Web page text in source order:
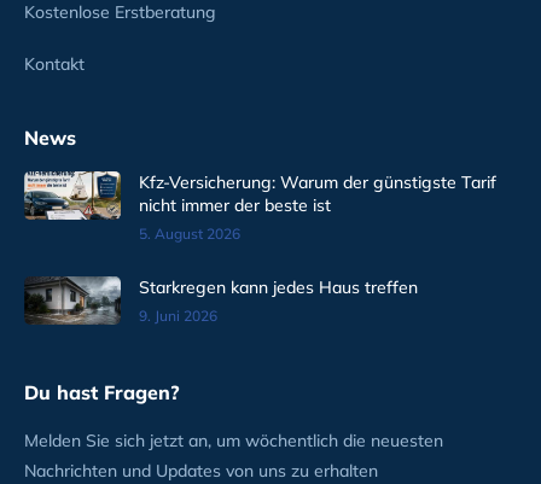
Kostenlose Erstberatung
Kontakt
News
Kfz-Versicherung: Warum der günstigste Tarif
nicht immer der beste ist
5. August 2026
Starkregen kann jedes Haus treffen
9. Juni 2026
Du hast Fragen?
Melden Sie sich jetzt an, um wöchentlich die neuesten
Nachrichten und Updates von uns zu erhalten